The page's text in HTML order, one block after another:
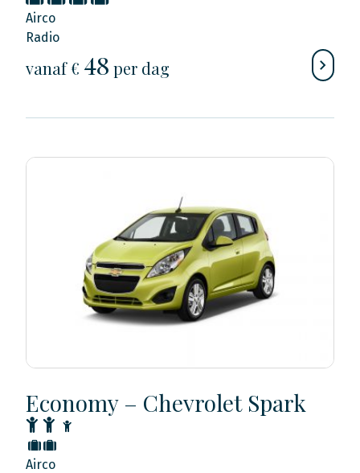
Airco
Radio
vanaf € 48 per dag
Economy – Chevrolet Spark
Airco